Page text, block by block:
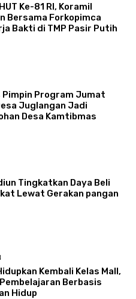
Ke-81 RI, Koramil
Bersama Forkopimca
Bakti di TMP Pasir Putih
Pimpin Program Jumat
Juglangan Jadi
Desa Kamtibmas
Tingkatkan Daya Beli
Lewat Gerakan pangan
Kembali Kelas Mall,
Berbasis
Hidup